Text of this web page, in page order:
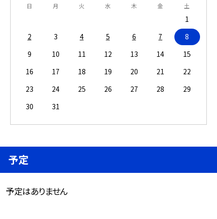
日 月 火 水 木 金 土
1
2
3 4 5 6 7
8
9
10 11 12 13 14
15
16
17 18 19 20 21
22
23
24 25 26 27 28
29
30
31
予定
予定はありません